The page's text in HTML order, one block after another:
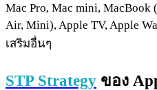
Mac Pro, Mac mini, MacBook
Air, Mini), Apple TV, Apple
เสริมอื่นๆ
STP Strategy ของ